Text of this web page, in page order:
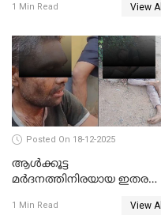
1 Min Read View All
Posted On 18-12-2025
ആൾക്കൂട്ട
മർദനത്തിനിരയായ ഇതര
നടുക്കുന്ന സംഭവം
1 Min Read View All